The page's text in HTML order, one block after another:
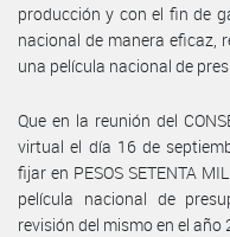
producción y con el fin de
nacional de manera eficaz,
una película nacional de
Que en la reunión del
virtual el día 16 de
fijar en PESOS SETENTA
película nacional de
revisión del mismo en el año